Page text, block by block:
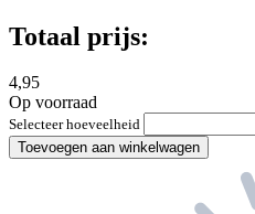
Totaal prijs:
4,95
Op voorraad
Selecteer hoeveelheid
Toevoegen aan winkelwagen